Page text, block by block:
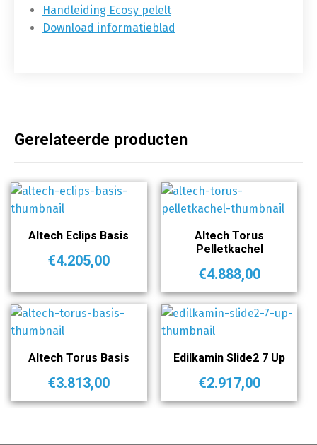
Handleiding Ecosy pelelt
Download informatieblad
Gerelateerde producten
Altech Eclips Basis
€4.205,00
Altech Torus
Pelletkachel
€4.888,00
Altech Torus Basis
€3.813,00
Edilkamin Slide2 7 Up
€2.917,00